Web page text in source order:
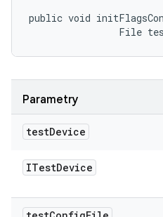
public void
File
Parametry
testDevice
ITestDevice